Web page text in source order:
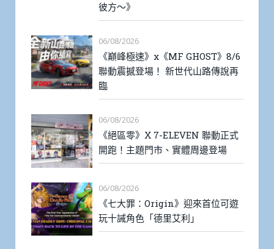
彼方～》
06/08/2026
《巔峰極速》x《MF GHOST》8/6
聯動震撼登場！ 新世代山路傳說再
臨
06/08/2026
《絕區零》X 7-ELEVEN 聯動正式
開跑！主題門市、實體周邊登場
06/08/2026
《七大罪：Origin》迎來首位可遊
玩十誡角色「德里艾利」